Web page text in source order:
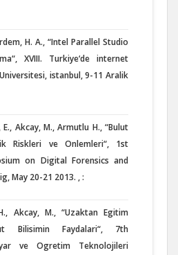
H. A., “Intel Parallel Studio
XVIII. Turkiye‘de internet
istanbul, 9-11 Aralik
Akcay, M., Armutlu H., “Bulut
Riskleri ve Onlemleri“, 1st
on Digital Forensics and
May 20-21 2013. , :
Akcay, M., “Uzaktan Egitim
Bilisimin Faydalari“, 7th
ve Ogretim Teknolojileri